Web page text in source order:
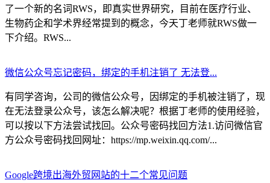
了一个新的名词RWS，即真实世界研究，目前在医疗行业、
生物药企和学术界经常提到的概念，今天丁老师就RWS做一
下介绍。RWS...
微信公众号忘记密码，绑定的手机注销了 无法登...
有同学咨询，公司的微信公众号，因绑定的手机被注销了，现
在无法登录公众号，该怎么解决呢？根据丁老师的使用经验，
可以按以下方法尝试找回。公众号密码找回方法1.访问微信官
方公众号密码找回网址：https://mp.weixin.qq.com/...
Google跨境出海外贸网站的十二个常见问题